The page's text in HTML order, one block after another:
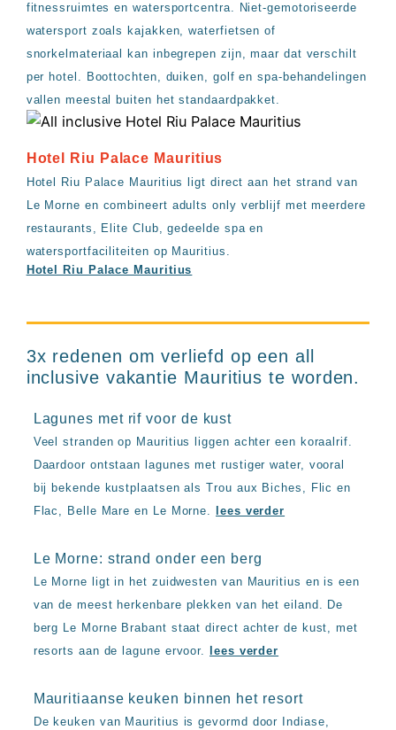
inclusive
resorts
hotels
fitnessruimtes en watersportcentra. Niet-gemotoriseerde
watersport zoals kajakken, waterfietsen of
snorkelmateriaal kan inbegrepen zijn, maar dat verschilt
per hotel. Boottochten, duiken, golf en spa-behandelingen
vallen meestal buiten het standaardpakket.
Hotel Riu Palace Mauritius
Hotel Riu Palace Mauritius ligt direct aan het strand van
Le Morne en combineert adults only verblijf met meerdere
restaurants, Elite Club, gedeelde spa en
watersportfaciliteiten op Mauritius.
Hotel Riu Palace Mauritius
3x redenen om verliefd op een all
inclusive vakantie Mauritius te worden.
Lagunes met rif voor de kust
Veel stranden op Mauritius liggen achter een koraalrif.
Daardoor ontstaan lagunes met rustiger water, vooral
bij bekende kustplaatsen als Trou aux Biches, Flic en
Flac, Belle Mare en Le Morne.
lees verder
Le Morne: strand onder een berg
Le Morne ligt in het zuidwesten van Mauritius en is een
van de meest herkenbare plekken van het eiland. De
berg Le Morne Brabant staat direct achter de kust, met
resorts aan de lagune ervoor.
lees verder
Mauritiaanse keuken binnen het resort
De keuken van Mauritius is gevormd door Indiase,